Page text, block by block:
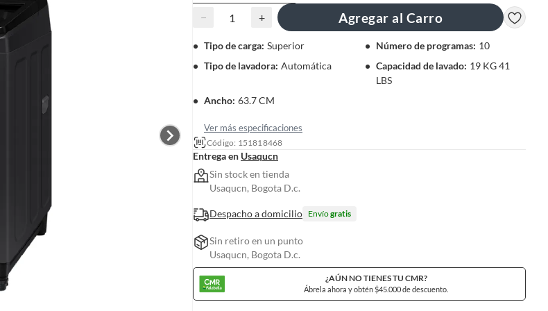
− + Agregar al Carro
Tipo de carga: Superior Número de programas: 10
Tipo de lavadora: Automática Capacidad de lavado: 19 KG 41
LBS
Ancho: 63.7 CM
Ver más especificaciones
Código: 151818468
Entrega en Usaqucn
Sin stock en tienda
Usaqucn, Bogota D.c.
Despacho a domicilio Envíogratis
Sin retiro en un punto
Usaqucn, Bogota D.c.
¿AÚN NO TIENES TU CMR?
Ábrela ahora y obtén $45.000 de descuento.